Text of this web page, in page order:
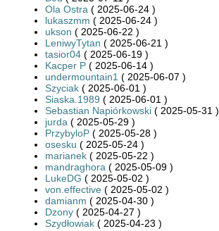
Ola Ostra ( 2025-06-24 )
lukaszmm ( 2025-06-24 )
ukson ( 2025-06-22 )
LeniwyTytan ( 2025-06-21 )
tasior04 ( 2025-06-19 )
Kacper P ( 2025-06-14 )
undermountain1 ( 2025-06-07 )
Szyciak ( 2025-06-01 )
Siaska.1989 ( 2025-06-01 )
Sebastian Napiórkowski ( 2025-05-31 )
jurda ( 2025-05-29 )
PrzybyloP ( 2025-05-28 )
osesku ( 2025-05-24 )
marianek ( 2025-05-22 )
mandraghora ( 2025-05-09 )
LukeDG ( 2025-05-02 )
von.effective ( 2025-05-02 )
damianm ( 2025-04-30 )
Dzony ( 2025-04-27 )
Szydłowiak ( 2025-04-23 )